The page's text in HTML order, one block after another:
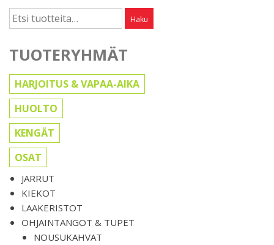
Etsi: Haku
TUOTERYHMÄT
HARJOITUS & VAPAA-AIKA
HUOLTO
KENGÄT
OSAT
JARRUT
KIEKOT
LAAKERISTOT
OHJAINTANGOT & TUPET
NOUSUKAHVAT